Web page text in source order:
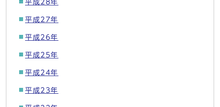
平成28年
平成27年
平成26年
平成25年
平成24年
平成23年